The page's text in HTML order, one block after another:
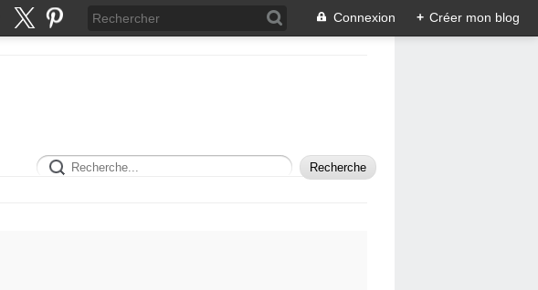
Connexion + Créer mon blog